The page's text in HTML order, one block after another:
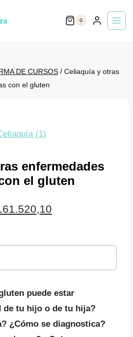
0
DE CURSOS / Celiaquía y otras
con el gluten
enfermedades
el gluten
actual
es:
puede estar
de tu hijo o de tu hija?
¿Cómo se diagnostica?